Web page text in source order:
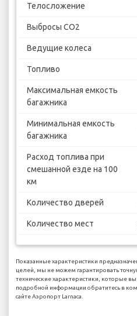
Телосложение
Выбросы CO2
Ведущие колеса
Топливо
Максимальная емкость
багажника
Минимальная емкость
багажника
Расход топлива при
смешанной езде на 100
км
Количество дверей
Количество мест
Показанные характеристики
целей, мы не можем гарантировать
технические характеристики, которые
подробной информации обратитесь в
сайте Аэропорт Larnaca.